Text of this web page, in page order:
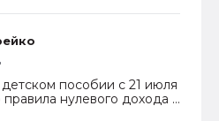
пособии с 21 июля
нулевого дохода и
пособий по месту